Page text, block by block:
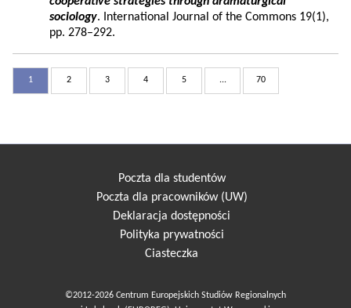
sociology. International Journal of the Commons 19(1),
pp. 278–292.
1 2 3 4 5 ... 70
Poczta dla studentów
Poczta dla pracowników (UW)
Deklaracja dostępności
Polityka prywatności
Ciasteczka
©2012-2026 Centrum Europejskich Studiów Regionalnych